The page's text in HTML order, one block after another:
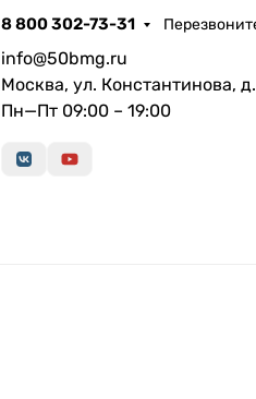
8 800 302-73-31
info@50bmg.ru
Москва, ул. Константинова,
Пн—Пт 09:00 – 19:00